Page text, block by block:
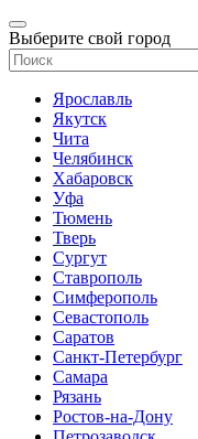
Выберите свой город
Ярославль
Якутск
Чита
Челябинск
Хабаровск
Уфа
Тюмень
Тверь
Сургут
Ставрополь
Симферополь
Севастополь
Саратов
Санкт-Петербург
Самара
Рязань
Ростов-на-Дону